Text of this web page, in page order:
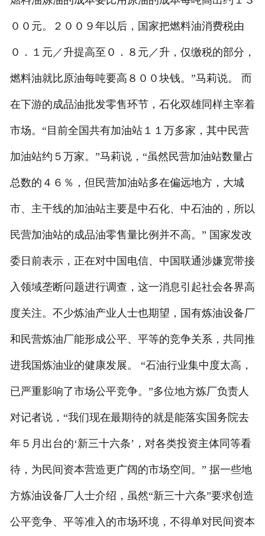
００元。２００９年以后，国家把燃料油消费税由
０．１元／升提高至０．８元／升，仅缴税的部分，
燃料油就比原油每吨要高８００块钱。”马莉说。 而
在下游的成品油批发零售环节，石化双雄同样主宰着
市场。“目前全国共有加油站１１万多家，其中民营
加油站约５万家。”马莉说，“虽然民营加油站数量占
总数的４６％，但民营加油站多在偏远地方，大城
市、主干线的加油站主要是中石化、中石油的，所以
民营加油站的成品油零售量比例并不高。” 国家发改
委日前表示，正在对中国电信、中国联通涉嫌宽带接
入领域垄断问题进行调查，这一消息引起社会各界高
度关注。不少炼油产业人士也期望，国有炼油设备厂
和民营炼油厂能形成公平、平等的竞争关系，共同推
进我国炼油业的健康发展。 “石油行业集中度太高，
已严重影响了市场公平竞争。”多位地方炼厂负责人
对记者说，“我们现在最期待的就是能落实国务院去
年５月出台的‘新三十六条’，对各类投资主体同等看
待，为民间资本营造更广阔的市场空间。” 据一些地
方炼油设备厂人士介绍，虽然“新三十六条”要求创造
公平竞争、平等准入的市场环境，不得单对民间资本